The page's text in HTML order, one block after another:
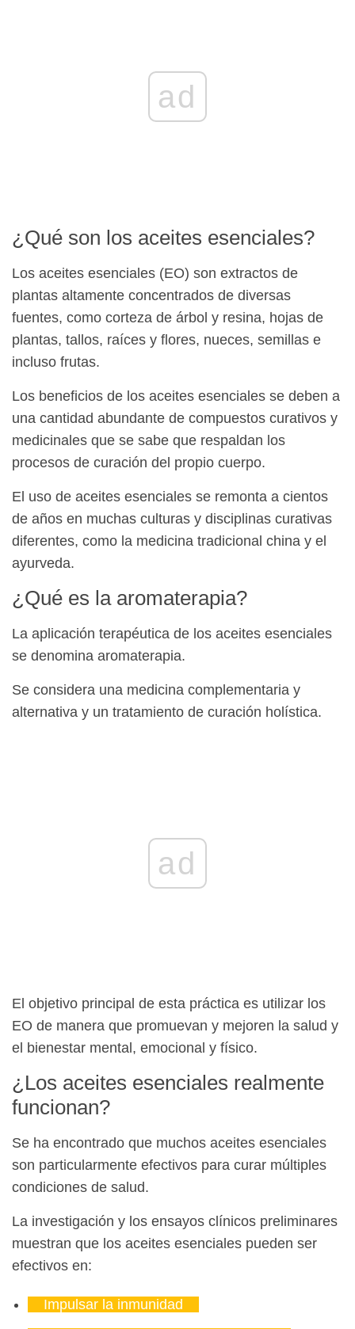
ad
¿Qué son los aceites esenciales?
Los aceites esenciales (EO) son extractos de
plantas altamente concentrados de diversas
fuentes, como corteza de árbol y resina, hojas de
plantas, tallos, raíces y flores, nueces, semillas e
incluso frutas.
Los beneficios de los aceites esenciales se deben a
una cantidad abundante de compuestos curativos y
medicinales que se sabe que respaldan los
procesos de curación del propio cuerpo.
El uso de aceites esenciales se remonta a cientos
de años en muchas culturas y disciplinas curativas
diferentes, como la medicina tradicional china y el
ayurveda.
¿Qué es la aromaterapia?
La aplicación terapéutica de los aceites esenciales
se denomina aromaterapia.
Se considera una medicina complementaria y
alternativa y un tratamiento de curación holística.
ad
El objetivo principal de esta práctica es utilizar los
EO de manera que promuevan y mejoren la salud y
el bienestar mental, emocional y físico.
¿Los aceites esenciales realmente
funcionan?
Se ha encontrado que muchos aceites esenciales
son particularmente efectivos para curar múltiples
condiciones de salud.
La investigación y los ensayos clínicos preliminares
muestran que los aceites esenciales pueden ser
efectivos en:
Impulsar la inmunidad